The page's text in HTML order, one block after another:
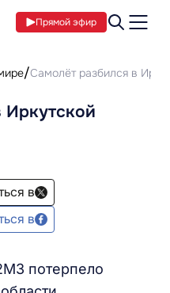
Прямой эфир
Самолёт разбился в
Иркутской
в
в
потерпело